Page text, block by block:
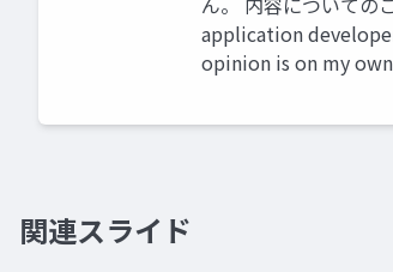
application
opinion is on my
関連スライド